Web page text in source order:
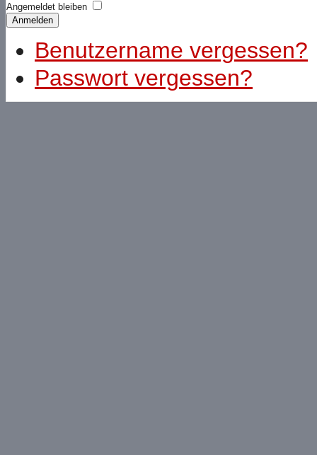
Angemeldet bleiben
Anmelden
Benutzername vergessen?
Passwort vergessen?